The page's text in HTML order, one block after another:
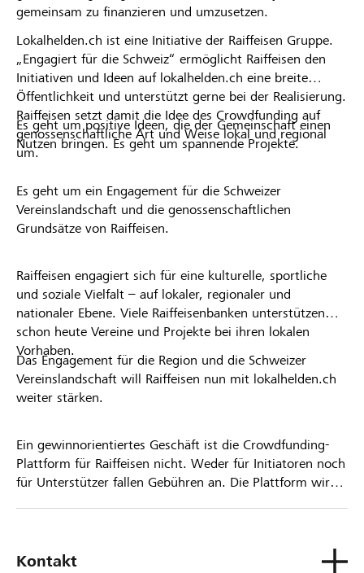
gemeinsam zu finanzieren und umzusetzen.
Lokalhelden.ch ist eine Initiative der Raiffeisen Gruppe.
„Engagiert für die Schweiz“ ermöglicht Raiffeisen den
Initiativen und Ideen auf lokalhelden.ch eine breite
Öffentlichkeit und unterstützt gerne bei der Realisierung.
Raiffeisen setzt damit die Idee des Crowdfunding auf
genossenschaftliche Art und Weise lokal und regional
um.
Es geht um positive Ideen, die der Gemeinschaft einen
Nutzen bringen. Es geht um spannende Projekte.
Es geht um ein Engagement für die Schweizer
Vereinslandschaft und die genossenschaftlichen
Grundsätze von Raiffeisen.
Raiffeisen engagiert sich für eine kulturelle, sportliche
und soziale Vielfalt – auf lokaler, regionaler und
nationaler Ebene. Viele Raiffeisenbanken unterstützen
schon heute Vereine und Projekte bei ihren lokalen
Vorhaben.
Das Engagement für die Region und die Schweizer
Vereinslandschaft will Raiffeisen nun mit lokalhelden.ch
weiter stärken.
Ein gewinnorientiertes Geschäft ist die Crowdfunding-
Plattform für Raiffeisen nicht. Weder für Initiatoren noch
für Unterstützer fallen Gebühren an. Die Plattform wird
Kontakt